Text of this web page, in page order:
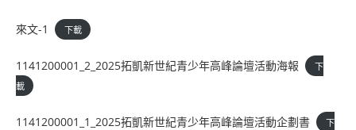
來文-1 下載
1141200001_2_2025拓凱新世紀青少年高峰論壇活動海報
下
載
1141200001_1_2025拓凱新世紀青少年高峰論壇活動企劃書
下